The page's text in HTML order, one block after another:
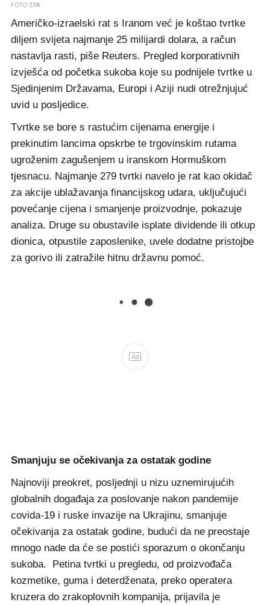
FOTO: EPA
Američko-izraelski rat s Iranom već je koštao tvrtke
diljem svijeta najmanje 25 milijardi dolara, a račun
nastavlja rasti, piše Reuters. Pregled korporativnih
izvješća od početka sukoba koje su podnijele tvrtke u
Sjedinjenim Državama, Europi i Aziji nudi otrežnjujuć
uvid u posljedice.
Tvrtke se bore s rastućim cijenama energije i
prekinutim lancima opskrbe te trgovinskim rutama
ugroženim zagušenjem u iranskom Hormuškom
tjesnacu. Najmanje 279 tvrtki navelo je rat kao okidač
za akcije ublažavanja financijskog udara, uključujući
povećanje cijena i smanjenje proizvodnje, pokazuje
analiza. Druge su obustavile isplate dividende ili otkup
dionica, otpustile zaposlenike, uvele dodatne pristojbe
za gorivo ili zatražile hitnu državnu pomoć.
Ad
Smanjuju se očekivanja za ostatak godine
Najnoviji preokret, posljednji u nizu uznemirujućih
globalnih događaja za poslovanje nakon pandemije
covida-19 i ruske invazije na Ukrajinu, smanjuje
očekivanja za ostatak godine, budući da ne preostaje
mnogo nade da će se postići sporazum o okončanju
sukoba. Petina tvrtki u pregledu, od proizvođača
kozmetike, guma i deterdženata, preko operatera
kruzera do zrakoplovnih kompanija, prijavila je